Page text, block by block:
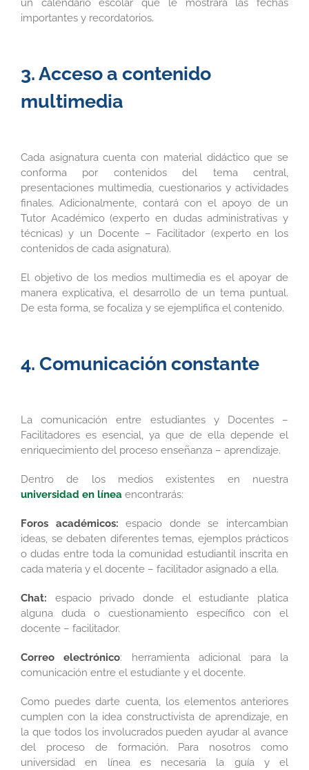
un calendario escolar que le mostrará las fechas
importantes y recordatorios.
3. Acceso a contenido
multimedia
Cada asignatura cuenta con material didáctico que se
conforma por contenidos del tema central,
presentaciones multimedia, cuestionarios y actividades
finales. Adicionalmente, contará con el apoyo de un
Tutor Académico (experto en dudas administrativas y
técnicas) y un Docente – Facilitador (experto en los
contenidos de cada asignatura).
El objetivo de los medios multimedia es el apoyar de
manera explicativa, el desarrollo de un tema puntual.
De esta forma, se focaliza y se ejemplifica el contenido.
4. Comunicación constante
La comunicación entre estudiantes y Docentes –
Facilitadores es esencial, ya que de ella depende el
enriquecimiento del proceso enseñanza – aprendizaje.
Dentro de los medios existentes en nuestra
universidad en línea encontrarás:
Foros académicos: espacio donde se intercambian
ideas, se debaten diferentes temas, ejemplos prácticos
o dudas entre toda la comunidad estudiantil inscrita en
cada materia y el docente – facilitador asignado a ella.
Chat: espacio privado donde el estudiante platica
alguna duda o cuestionamiento específico con el
docente – facilitador.
Correo electrónico: herramienta adicional para la
comunicación entre el estudiante y el docente.
Como puedes darte cuenta, los elementos anteriores
cumplen con la idea constructivista de aprendizaje, en
la que todos los involucrados pueden ayudar al avance
del proceso de formación. Para nosotros como
universidad en línea es necesaria la guía y el